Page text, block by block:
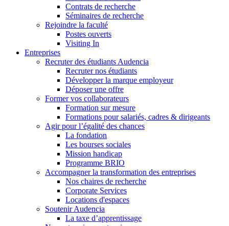
Contrats de recherche
Séminaires de recherche
Rejoindre la faculté
Postes ouverts
Visiting In
Entreprises
Recruter des étudiants Audencia
Recruter nos étudiants
Développer la marque employeur
Déposer une offre
Former vos collaborateurs
Formation sur mesure
Formations pour salariés, cadres & dirigeants
Agir pour l’égalité des chances
La fondation
Les bourses sociales
Mission handicap
Programme BRIO
Accompagner la transformation des entreprises
Nos chaires de recherche
Corporate Services
Locations d'espaces
Soutenir Audencia
La taxe d’apprentissage